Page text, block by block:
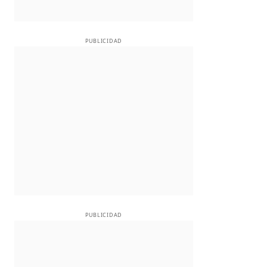
PUBLICIDAD
PUBLICIDAD